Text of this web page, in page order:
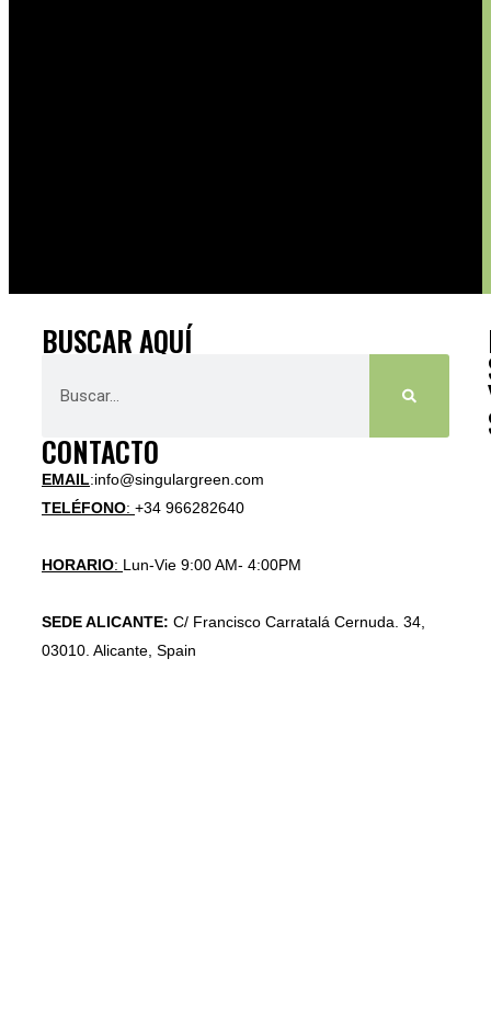
BUSCAR AQUÍ
CONTACTO
EMAIL:info@singulargreen.com
TELÉFONO: +34 966282640
HORARIO: Lun-Vie 9:00 AM- 4:00PM
SEDE ALICANTE: C/ Francisco Carratalá Cernuda. 34,
03010. Alicante, Spain